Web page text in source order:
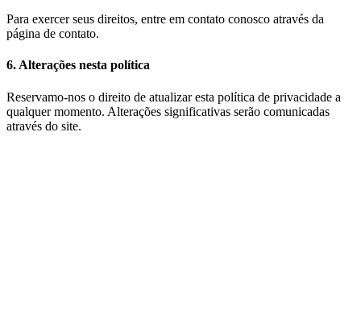
Para exercer seus direitos, entre em contato conosco através da
página de contato.
6. Alterações nesta política
Reservamo-nos o direito de atualizar esta política de privacidade a
qualquer momento. Alterações significativas serão comunicadas
através do site.